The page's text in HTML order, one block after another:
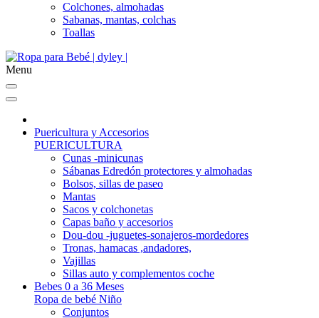
Colchones, almohadas
Sabanas, mantas, colchas
Toallas
Menu
Puericultura y Accesorios
PUERICULTURA
Cunas -minicunas
Sábanas Edredón protectores y almohadas
Bolsos, sillas de paseo
Mantas
Sacos y colchonetas
Capas baño y accesorios
Dou-dou -juguetes-sonajeros-mordedores
Tronas, hamacas ,andadores,
Vajillas
Sillas auto y complementos coche
Bebes 0 a 36 Meses
Ropa de bebé Niño
Conjuntos